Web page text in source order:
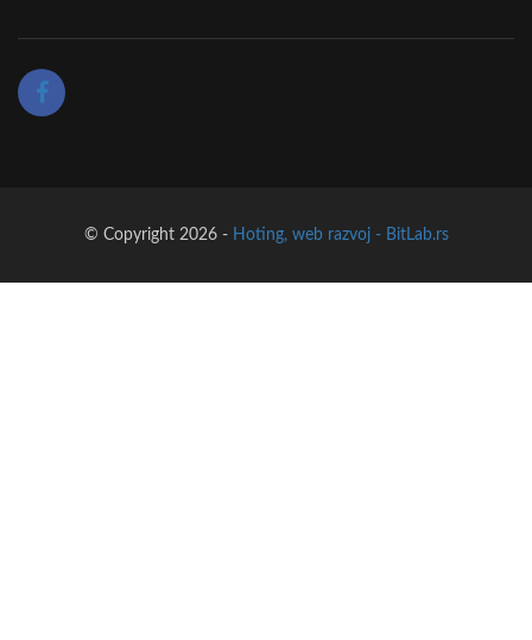
© Copyright 2026 - Hoting, web razvoj - BitLab.rs